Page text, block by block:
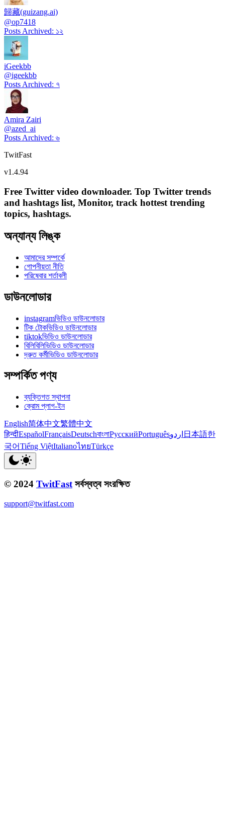
歸藏(guizang.ai)
@op7418
Posts Archived: ১২
iGeekbb
@igeekbb
Posts Archived: ৭
Amira Zairi
@azed_ai
Posts Archived: ৬
TwitFast
v1.4.94
Free Twitter video downloader. Top Twitter trends
and hashtags list, Monitor, track hottest trending
topics, hashtags.
অন্যান্য লিঙ্ক
আমাদের সম্পর্কে
গোপনীয়তা নীতি
পরিষেবার শর্তাবলী
ডাউনলোডার
instagramভিডিও ডাউনলোডার
টিক টোকভিডিও ডাউনলোডার
tiktokভিডিও ডাউনলোডার
বিলিবিলিভিডিও ডাউনলোডার
দ্রুত কর্মীভিডিও ডাউনলোডার
সম্পর্কিত পণ্য
ব্যক্তিগত স্থাপনা
ক্রোম প্লাগ-ইন
English简体中文繁體中文
हिन्दीEspañolFrançaisDeutschবাংলাРусскийPortuguêsاردو 日本語한
국어Tiếng ViệtItalianoไทยTürkçe
© 2024 TwitFast সর্বস্বত্ব সংরক্ষিত
support@twitfast.com